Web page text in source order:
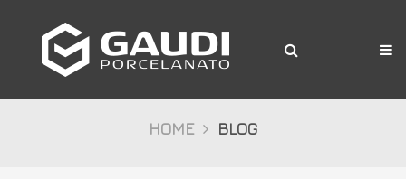
A Gaudi
Produtos
HOME BLOG